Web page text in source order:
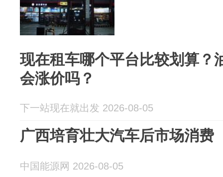
现在租车哪个平台比较划算？
会涨价吗？
下一站现在就出发 2026-08-05
广西培育壮大汽车后市场消费
中国能源网 2026-08-05